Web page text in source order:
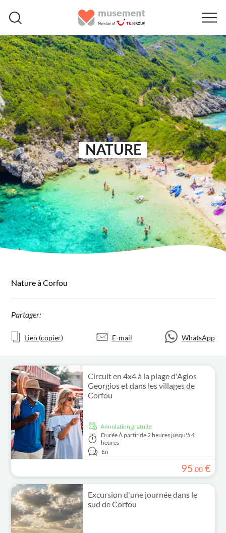
NATURE
Nature à Corfou
Partager:
Lien (copier) E-mail WhatsApp
Circuit en 4x4 à la plage d'Agios
Georgios et dans les villages de
Corfou
Annulation gratuite
DuréeÀ partir de 2 heures jusqu'à 4
heures
En
95,00 €
Excursion d'une journée dans le
sud de Corfou